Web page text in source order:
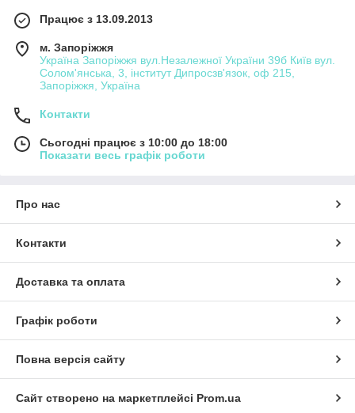
Працює з 13.09.2013
м. Запоріжжя
Україна Запоріжжя вул.Незалежної України 39б Київ вул.
Солом'янська, 3, інститут Дипросзв'язок, оф 215,
Запоріжжя, Україна
Контакти
Сьогодні працює з 10:00 до 18:00
Показати весь графік роботи
Про нас
Контакти
Доставка та оплата
Графік роботи
Повна версія сайту
Сайт створено на маркетплейсі Prom.ua